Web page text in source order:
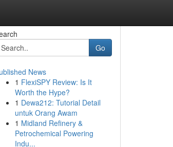
Go
News
1 FlexiSPY Review: Is It
Worth the Hype?
1 Dewa212: Tutorial Detail
untuk Orang Awam
1 Midland Refinery &
Petrochemical Powering
Indu...